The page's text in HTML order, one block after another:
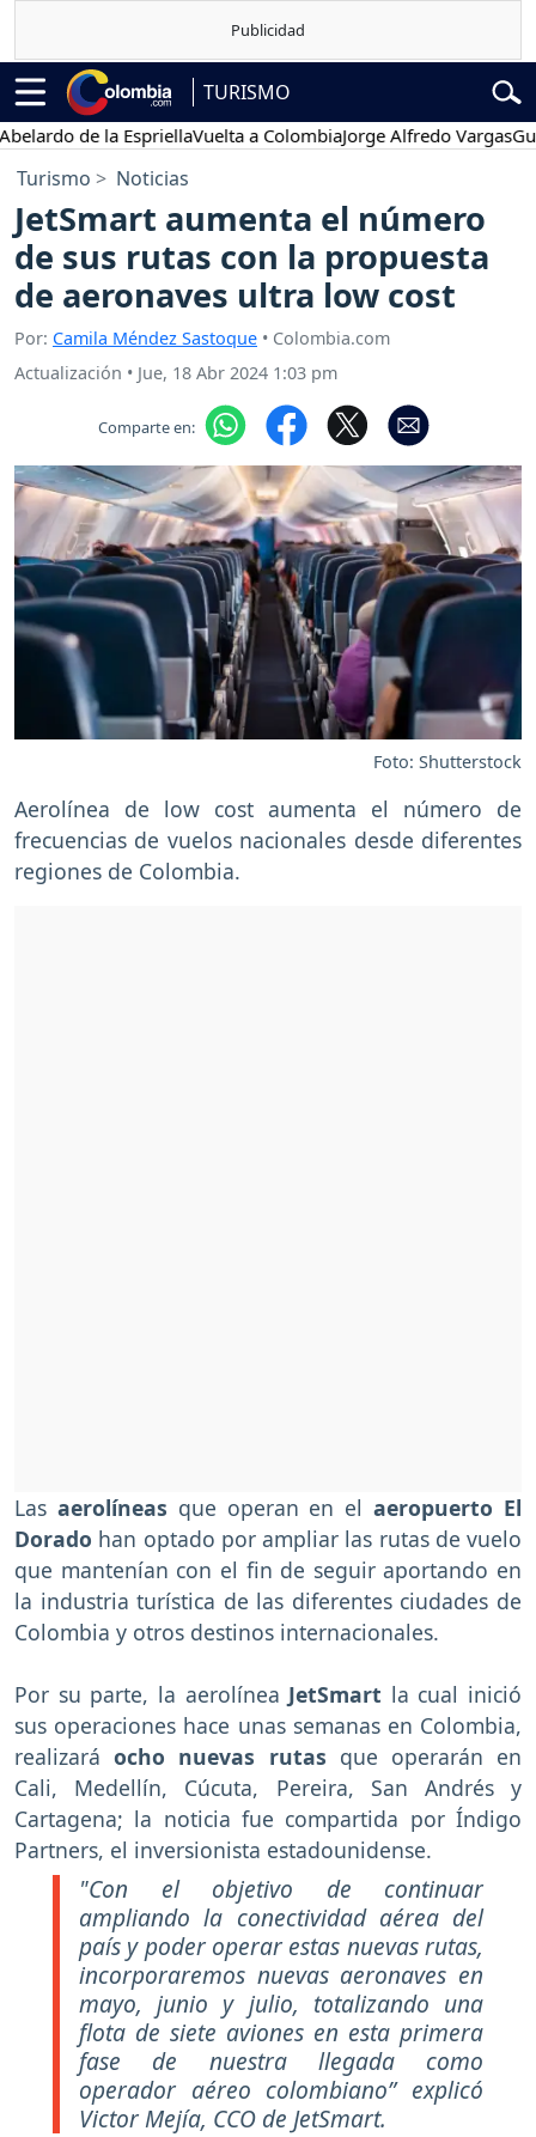
TURISMO
de la EspriellaVuelta a ColombiaJorge Alfredo Vargas
Turismo Noticias
JetSmart aumenta el número
de sus rutas con la propuesta
de aeronaves ultra low cost
Por: Camila Méndez Sastoque • Colombia.com
Actualización • Jue, 18 Abr 2024 1:03 pm
Comparte en:
Foto: Shutterstock
Aerolínea de low cost aumenta el número de
frecuencias de vuelos nacionales desde diferentes
regiones de Colombia.
Las aerolíneas que operan en elaeropuerto El
Dorado han optado por ampliar las rutas de vuelo
que mantenían con el fin de seguir aportando en
la industria turística de las diferentes ciudades de
Colombia y otros destinos internacionales.
Por su parte, la aerolínea JetSmart la cual inició
sus operaciones hace unas semanas en Colombia,
realizaráocho nuevas rutas que operarán en
Cali, Medellín, Cúcuta, Pereira, San Andrés y
Cartagena; la noticia fue compartida por Índigo
Partners, el inversionista estadounidense.
"Con el objetivo de continuar
ampliando la conectividad aérea del
país y poder operar estas nuevas rutas,
incorporaremos nuevas aeronaves en
mayo, junio y julio, totalizando una
flota de siete aviones en esta primera
fase de nuestra llegada como
operador aéreo colombiano” explicó
Victor Mejía, CCO de JetSmart.